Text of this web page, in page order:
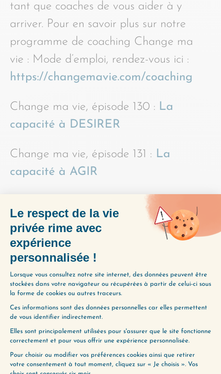
tant que coaches de vous aider à y
arriver. Pour en savoir plus sur notre
programme de coaching Change ma
vie : Mode d’emploi, rendez-vous ici :
https://changemavie.com/coaching
Change ma vie, épisode 130 : La
capacité à DESIRER
Change ma vie, épisode 131 : La
capacité à AGIR
Change ma vie, épisode 132 :
capacité à DEMANDER
Change ma vie, épisode 133 :
capacité à RECEVOIR
The big leap , Gay Hendricks
Le grand saut , Gay Hendricks
PARTAGER L'ÉPISODE